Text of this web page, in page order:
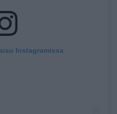
Instagramissa